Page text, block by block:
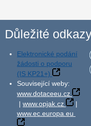
Důležité
Elektronické podání
žádosti o podporu
(IS KP21+)
Související weby:
www.dotaceeu.cz
| www.opjak.cz
|
www.ec.europa.eu